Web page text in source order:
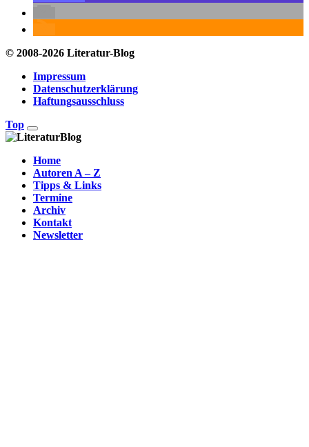
© 2008-2026 Literatur-Blog
Impressum
Datenschutzerklärung
Haftungsausschluss
Top
Home
Autoren A – Z
Tipps & Links
Termine
Archiv
Kontakt
Newsletter